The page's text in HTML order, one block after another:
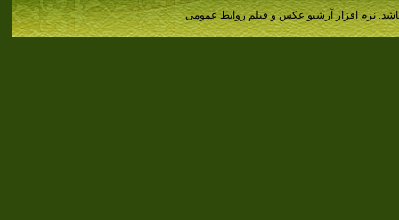
نرم افزار آرشیو عکس و فیلم روابط عمومی